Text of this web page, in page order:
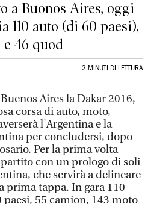
a Buonos Aires, oggi
110 auto (di 60 paesi),
e 46 quod
2 MINUTI DI LETTURA
Aires la Dakar 2016,
corsa di auto, moto,
l'Argentina e la
per concludersi, dopo
Per la prima volta
con un prologo di soli
che servirà a delineare
prima tappa. In gara 110
55 camion, 143 moto